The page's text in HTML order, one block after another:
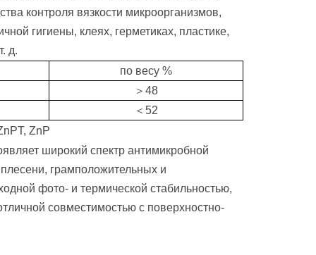
контроля вязкости микроорганизмов,
гигиены, клеях, герметиках, пластике,
д.
по весу %
＞ 48
＜ 52
ZnP
широкий спектр антимикробной
грамположительных и
фото- и термической стабильностью,
совместимостью с поверхностно-